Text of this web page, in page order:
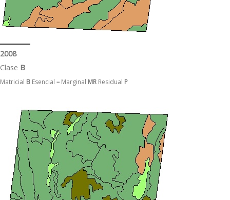
2008
Clase B
Matricial B Esencial – Marginal MR Residual P